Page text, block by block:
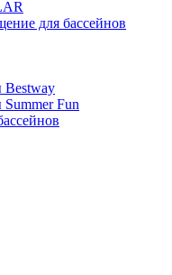
для бассейнов
Bestway
Fun